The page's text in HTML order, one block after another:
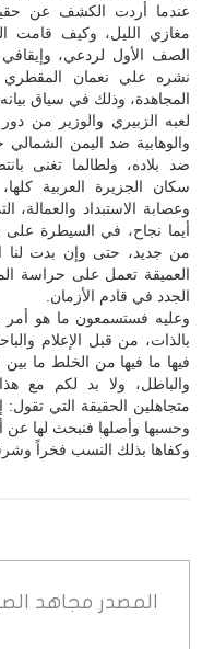
عندما أردت الكشف عن
مغازي الليل، وكيف قامت
الصف الأول لردعي،
نشره علي نعمان المقطري
المجاهدة، وذلك في سياق بيانه
والوهابية ضد اليمن الشمالي
ضد بلاده، ولطالما تغنى
سكان الجزيرة العربية
وعصابة الاستبداد
أيما نجاح، في السيطرة على
من جديد، حتى وإن بدت لنا
العميقة تعمل على حراسة
الجدد في قادم الأزمان.
وعليه فستسمعون ما هو أمر
بالذات، من قبل الإعلام
فيها ما فيها من الخلط ما
متجاهلين الحقيقة التي
وحسبها وأصلها فنبحث لها عن
وكفاها بذلك النسب فخراً
المصدر مجاهد